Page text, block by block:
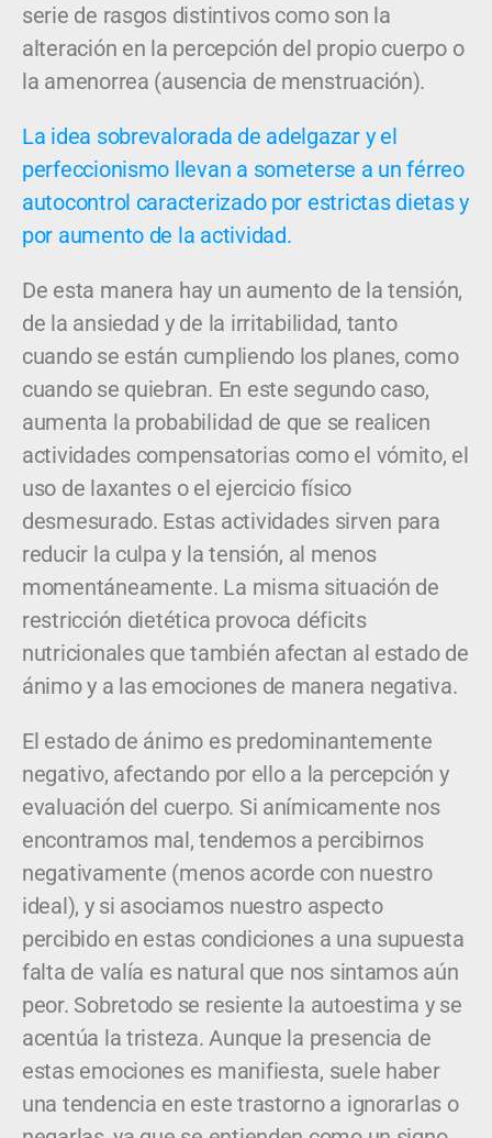
serie de rasgos distintivos como son la
alteración en la percepción del propio cuerpo o
la amenorrea (ausencia de menstruación).
La idea sobrevalorada de adelgazar y el
perfeccionismo llevan a someterse a un férreo
autocontrol caracterizado por estrictas dietas y
por aumento de la actividad.
De esta manera hay un aumento de la tensión,
de la ansiedad y de la irritabilidad, tanto
cuando se están cumpliendo los planes, como
cuando se quiebran. En este segundo caso,
aumenta la probabilidad de que se realicen
actividades compensatorias como el vómito, el
uso de laxantes o el ejercicio físico
desmesurado. Estas actividades sirven para
reducir la culpa y la tensión, al menos
momentáneamente. La misma situación de
restricción dietética provoca déficits
nutricionales que también afectan al estado de
ánimo y a las emociones de manera negativa.
El estado de ánimo es predominantemente
negativo, afectando por ello a la percepción y
evaluación del cuerpo. Si anímicamente nos
encontramos mal, tendemos a percibirnos
negativamente (menos acorde con nuestro
ideal), y si asociamos nuestro aspecto
percibido en estas condiciones a una supuesta
falta de valía es natural que nos sintamos aún
peor. Sobretodo se resiente la autoestima y se
acentúa la tristeza. Aunque la presencia de
estas emociones es manifiesta, suele haber
una tendencia en este trastorno a ignorarlas o